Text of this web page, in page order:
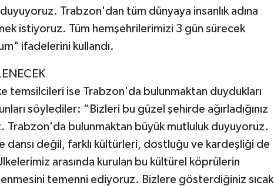
Trabzon'dan tüm dünyaya insanlık adına
istiyoruz. Tüm hemşehrilerimizi 3 gün sürecek
ifadelerini kullandı.
temsilcileri ise Trabzon'da bulunmaktan duydukları
söylediler: “Bizleri bu güzel şehirde ağırladığınız
Trabzon'da bulunmaktan büyük mutluluk duyuyoruz.
dansı değil, farklı kültürleri, dostluğu ve kardeşliği de
arasında kurulan bu kültürel köprülerin
temenni ediyoruz. Bizlere gösterdiğiniz sıcak